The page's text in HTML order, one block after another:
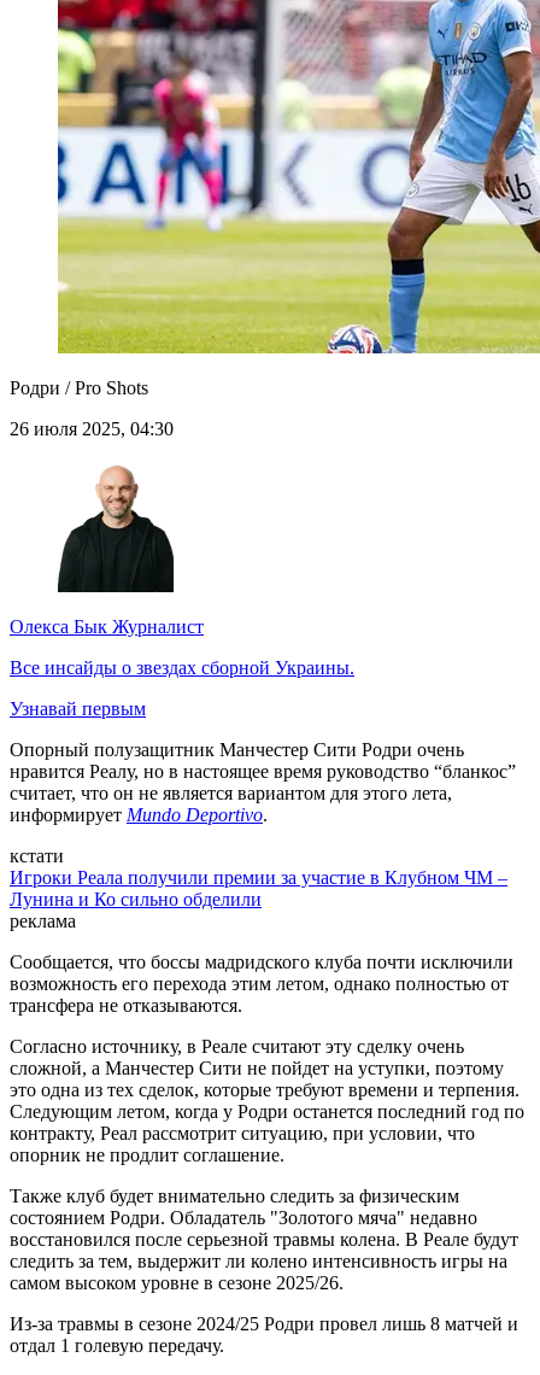
Родри / Pro Shots
26 июля 2025, 04:30
Олекса Бык Журналист
Все инсайды о звездах сборной Украины.
Узнавай первым
Опорный полузащитник Манчестер Сити Родри очень
нравится Реалу, но в настоящее время руководство “бланкос”
считает, что он не является вариантом для этого лета,
информирует Mundo Deportivo.
кстати
Игроки Реала получили премии за участие в Клубном ЧМ –
Лунина и Ко сильно обделили
реклама
Сообщается, что боссы мадридского клуба почти исключили
возможность его перехода этим летом, однако полностью от
трансфера не отказываются.
Согласно источнику, в Реале считают эту сделку очень
сложной, а Манчестер Сити не пойдет на уступки, поэтому
это одна из тех сделок, которые требуют времени и терпения.
Следующим летом, когда у Родри останется последний год по
контракту, Реал рассмотрит ситуацию, при условии, что
опорник не продлит соглашение.
Также клуб будет внимательно следить за физическим
состоянием Родри. Обладатель "Золотого мяча" недавно
восстановился после серьезной травмы колена. В Реале будут
следить за тем, выдержит ли колено интенсивность игры на
самом высоком уровне в сезоне 2025/26.
Из-за травмы в сезоне 2024/25 Родри провел лишь 8 матчей и
отдал 1 голевую передачу.